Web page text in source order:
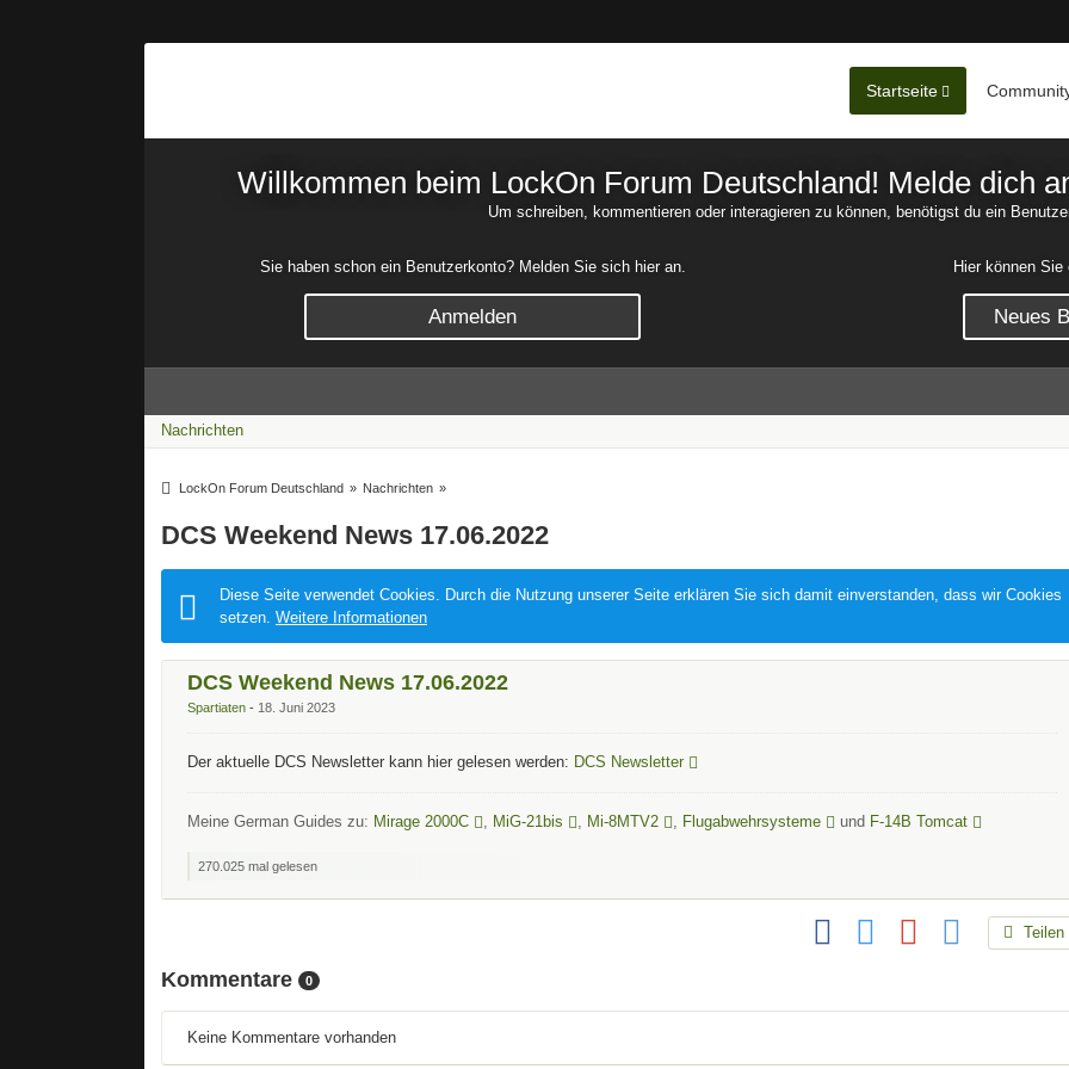
Startseite
Willkommen beim LockOn Forum Deutschland! Melde dich
Um schreiben, kommentieren oder interagieren zu können, benötigst du ein
Sie haben schon ein Benutzerkonto? Melden Sie sich hier an.
Anmelden
Hier können
Neues
Nachrichten
LockOn Forum Deutschland » Nachrichten »
DCS Weekend News 17.06.2022
Diese Seite verwendet Cookies. Durch die Nutzung unserer Seite erklären Sie sich damit einverstanden, dass wir Cookies
setzen. Weitere Informationen
DCS Weekend News 17.06.2022
Spartiaten 18. Juni 2023
Der aktuelle DCS Newsletter kann hier gelesen werden: DCS Newsletter
Meine German Guides zu: Mirage 2000C , MiG-21bis , Mi-8MTV2 , Flugabwehrsysteme und F-14B Tomcat
270.025 mal gelesen
Teilen
Kommentare 0
Keine Kommentare vorhanden